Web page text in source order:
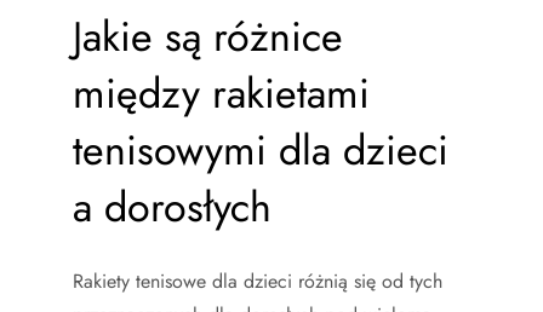
Jakie są różnice
między rakietami
tenisowymi dla dzieci
a dorosłych
Rakiety tenisowe dla dzieci różnią się od tych